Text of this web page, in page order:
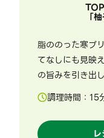
「
脂ののった寒ブ
てなしにも見映
の旨みを引き出
調理時間： 15